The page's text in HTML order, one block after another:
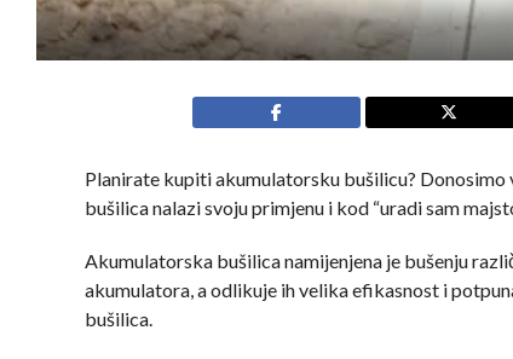
Planirate kupiti akumulatorsku bušilicu?
bušilica nalazi svoju primjenu i kod “uradi sam
Akumulatorska bušilica namijenjena je bušenju
akumulatora, a odlikuje ih velika efikasnost i
bušilica.